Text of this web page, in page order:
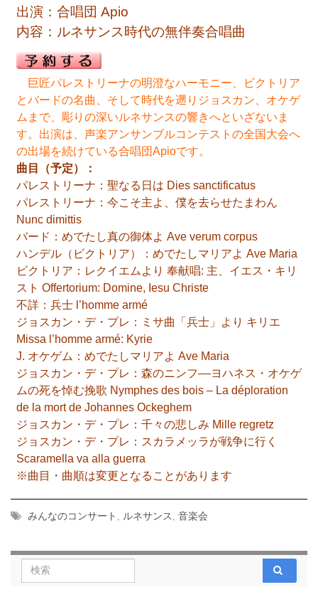
出演：合唱団 Apio
内容：ルネサンス時代の無伴奏合唱曲
巨匠パレストリーナの明澄なハーモニー、ビクトリア
とバードの名曲、そして時代を遡りジョスカン、オケゲ
ムまで、彫りの深いルネサンスの響きへといざないま
す。出演は、声楽アンサンブルコンテストの全国大会へ
の出場を続けている合唱団Apioです。
曲目（予定）：
パレストリーナ：聖なる日は Dies sanctificatus
パレストリーナ：今こそ主よ、僕を去らせたまわん
Nunc dimittis
バード：めでたし真の御体よ Ave verum corpus
ハンデル（ビクトリア）：めでたしマリアよ Ave Maria
ビクトリア：レクイエムより 奉献唱: 主、イエス・キリ
スト Offertorium: Domine, Iesu Christe
不詳：兵士 l’homme armé
ジョスカン・デ・プレ：ミサ曲「兵士」より キリエ
Missa l’homme armé: Kyrie
J. オケゲム：めでたしマリアよ Ave Maria
ジョスカン・デ・プレ：森のニンフ––ヨハネス・オケゲ
ムの死を悼む挽歌 Nymphes des bois – La déploration
de la mort de Johannes Ockeghem
ジョスカン・デ・プレ：千々の悲しみ Mille regretz
ジョスカン・デ・プレ：スカラメッラが戦争に行く
Scaramella va alla guerra
※曲目・曲順は変更となることがあります
みんなのコンサート , ルネサンス, 音楽会
Search for: